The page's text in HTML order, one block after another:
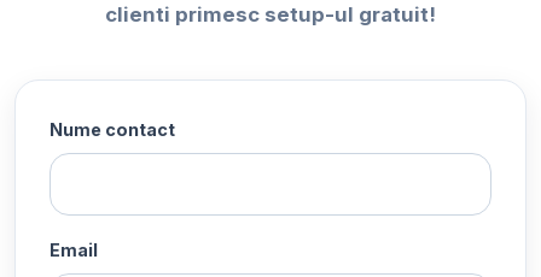
clienti primesc setup-ul gratuit!
Nume contact
Email